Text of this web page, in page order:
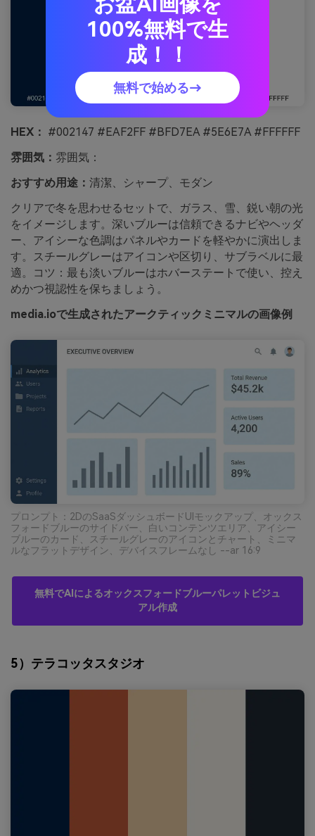
HEX： #002147 #EAF2FF #BFD7EA #5E6E7A #FFFFFF
雰囲気： 雰囲気：
おすすめ用途： 清潔、シャープ、モダン
クリアで冬を思わせるセットで、ガラス、雪、鋭い朝の光
をイメージします。深いブルーは信頼できるナビやヘッダ
ー、アイシーな色調はパネルやカードを軽やかに演出しま
す。スチールグレーはアイコンや区切り、サブラベルに最
適。コツ：最も淡いブルーはホバーステートで使い、控え
めかつ視認性を保ちましょう。
media.ioで生成されたアークティックミニマルの画像例
プロンプト：2DのSaaSダッシュボードUIモックアップ、オックス
フォードブルーのサイドバー、白いコンテンツエリア、アイシー
ブルーのカード、スチールグレーのアイコンとチャート、ミニマ
ルなフラットデザイン、デバイスフレームなし --ar 16:9
無料でAIによるオックスフォードブルーパレットビジュ
アル作成
5）テラコッタスタジオ
100%無料で生
成！！
無料で始める→